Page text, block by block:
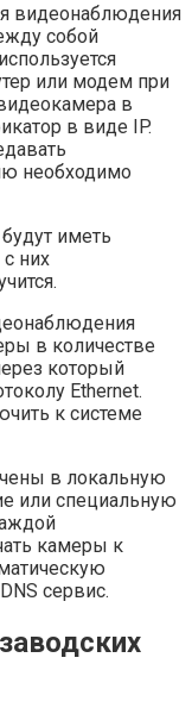
видеонаблюдения
собой
или модем при
в
в виде IP.
необходимо
иметь
них
в количестве
который
Ethernet.
к системе
в локальную
или специальную
камеры к
сервис.